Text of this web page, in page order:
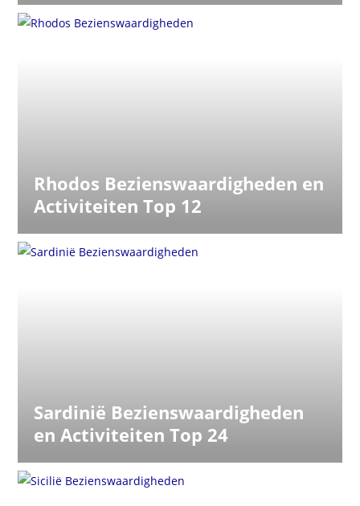
Rhodos Bezienswaardigheden en
Activiteiten Top 12
Sardinië Bezienswaardigheden
en Activiteiten Top 24